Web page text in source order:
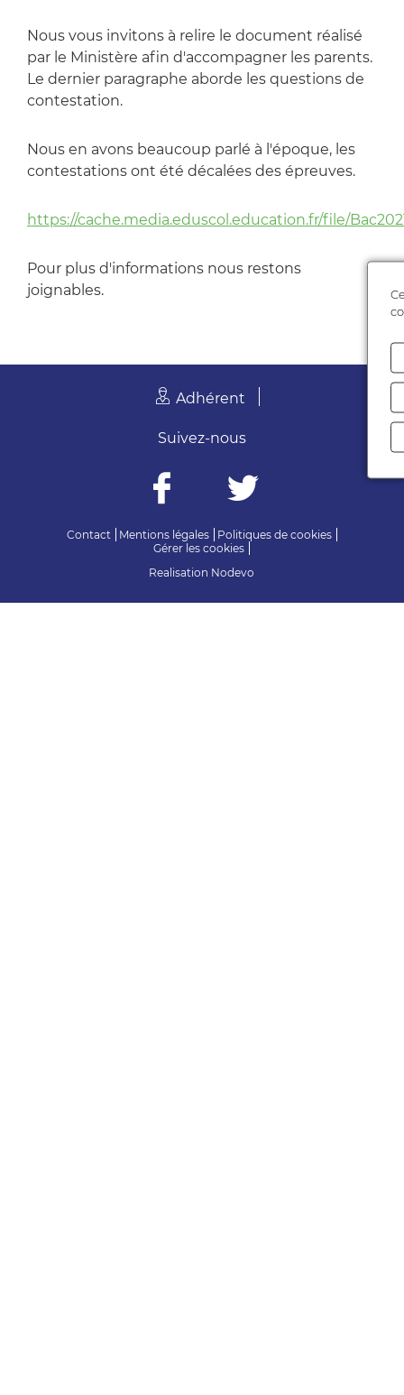
Nous vous invitons à relire le document réalisé
par le Ministère afin d'accompagner les parents.
Le dernier paragraphe aborde les questions de
contestation.
Nous en avons beaucoup parlé à l'époque, les
contestations ont été décalées des épreuves.
https://cache.media.eduscol.education.fr/file/
Pour plus d'informations nous restons
joignables.
Adhérent
Contact Mentions légales
Politiques de cookies
Gérer les cookies
Realisation Nodevo
Suivez-nous